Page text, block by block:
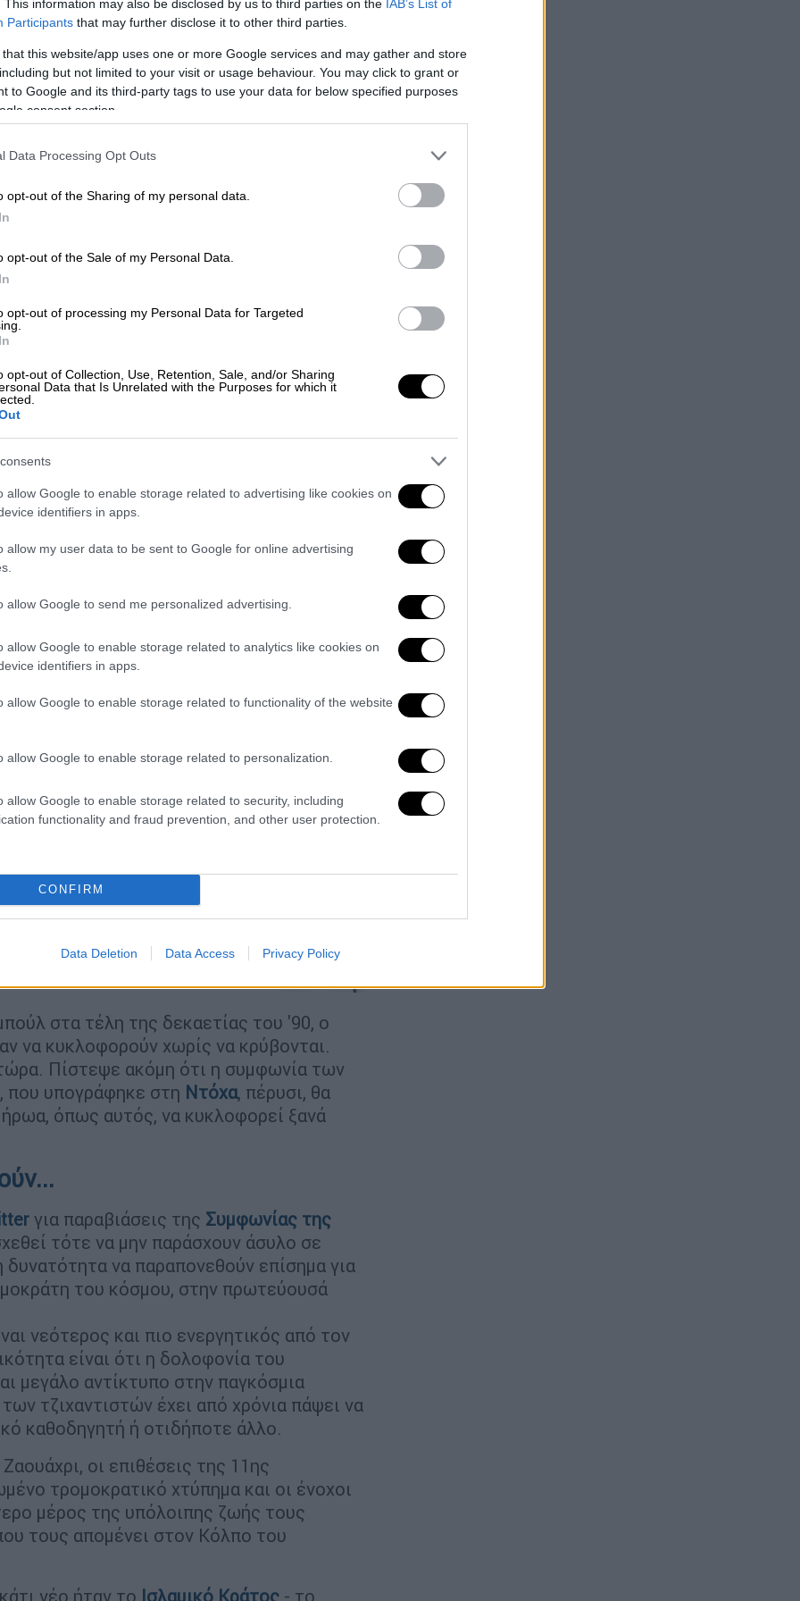
This information may also be disclosed by us to third parties on the IAB’s List of
Participants that may further disclose it to other third parties.
that this website/app uses one or more Google services and may gather and store
but not limited to your visit or usage behaviour. You may click to grant or
to Google and its third-party tags to use your data for below specified purposes
consent section.
Data Processing Opt Outs
opt-out of the Sharing of my personal data.
opt-out of the Sale of my Personal Data.
opt-out of processing my Personal Data for Targeted
opt-out of Collection, Use, Retention, Sale, and/or Sharing
Data that Is Unrelated with the Purposes for which it
allow Google to enable storage related to advertising like cookies on
identifiers in apps.
allow my user data to be sent to Google for online advertising
allow Google to send me personalized advertising.
allow Google to enable storage related to analytics like cookies on
identifiers in apps.
allow Google to enable storage related to functionality of the website
allow Google to enable storage related to personalization.
allow Google to enable storage related to security, including
functionality and fraud prevention, and other user protection.
CONFIRM
Data Deletion Data Access Privacy Policy
που ένιωθαν έντονη ανησυχία και
κάτι που θα στοίχειωνε τον ύπνο
Χιλιάδες άνθρωποι έχασαν τη ζωή
ενηλικιώθηκε πολιτικά μετά τη
, το 1981. Η Αίγυπτος, τότε, φυλάκισε
δρόμοι και ο Ζαουάχρι πέρασε αρκετά
και βασανίστηκε. Κάποιοι, πολλοί,
ιδεολογικά στα μπουντρούμια των
είχε σπουδάσει γιατρός και είχε
Ελεύθερος πλέον, πέρασε μέρος της
στον Καύκασο, που σκόρπιζαν
σκότωσαν 58 τουρίστες και τέσσερις
τον χωρούσε πια και ακολούθησε τον
το Αφγανιστάν - όπου φαίνεται ότι
CIA.
Photos
στα τέλη της δεκαετίας του '90, ο
να κυκλοφορούν χωρίς να κρύβονται.
Πίστεψε ακόμη ότι η συμφωνία των
που υπογράφηκε στη Ντόχα, πέρυσι, θα
όπως αυτός, να κυκλοφορεί ξανά
για παραβιάσεις της Συμφωνίας της
τότε να μην παράσχουν άσυλο σε
να παραπονεθούν επίσημα για
του κόσμου, στην πρωτεύουσά
νεότερος και πιο ενεργητικός από τον
είναι ότι η δολοφονία του
μεγάλο αντίκτυπο στην παγκόσμια
τζιχαντιστών έχει από χρόνια πάψει να
καθοδηγητή ή οτιδήποτε άλλο.
οι επιθέσεις της 11ης
τρομοκρατικό χτύπημα και οι ένοχοι
μέρος της υπόλοιπης ζωής τους
τους απομένει στον Κόλπο του
νέο ήταν το Ισλαμικό Κράτος - το